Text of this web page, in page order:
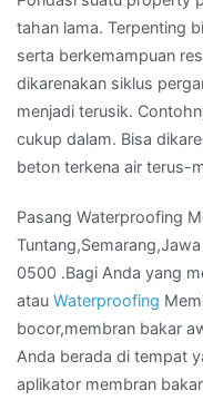
tahan lama. Terpenting
serta berkemampuan
dikarenakan siklus
menjadi terusik.
cukup dalam. Bisa
beton terkena air terus-
Pasang Waterproofing
0500 .Bagi Anda yang
atau Waterproofing
bocor,membran bakar
Anda berada di tempat
aplikator membran